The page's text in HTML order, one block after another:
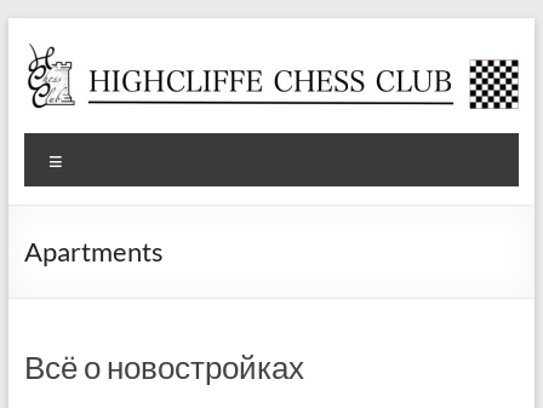
content
Highcliffe
Chess
Club
club
Apartments
Всё о новостройках